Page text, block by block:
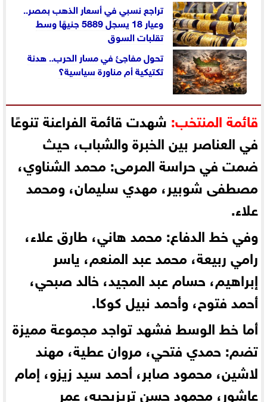
تراجع نسبي في أسعار الذهب بمصر..
وعيار 18 يسجل 5889 جنيهًا وسط
تقلبات السوق
تحول مفاجئ في مسار الحرب.. هدنة
تكتيكية أم مناورة سياسية؟
قائمة المنتخب: شهدت قائمة الفراعنة تنوعًا
في العناصر بين الخبرة والشباب، حيث
ضمت في حراسة المرمى: محمد الشناوي،
مصطفى شوبير، مهدي سليمان، ومحمد
علاء.
وفي خط الدفاع: محمد هاني، طارق علاء،
رامي ربيعة، محمد عبد المنعم، ياسر
إبراهيم، حسام عبد المجيد، خالد صبحي،
أحمد فتوح، وأحمد نبيل كوكا.
أما خط الوسط فشهد تواجد مجموعة مميزة
تضم: حمدي فتحي، مروان عطية، مهند
لاشين، محمود صابر، أحمد سيد زيزو، إمام
عاشور، محمود حسن تريزيجيه، عمر